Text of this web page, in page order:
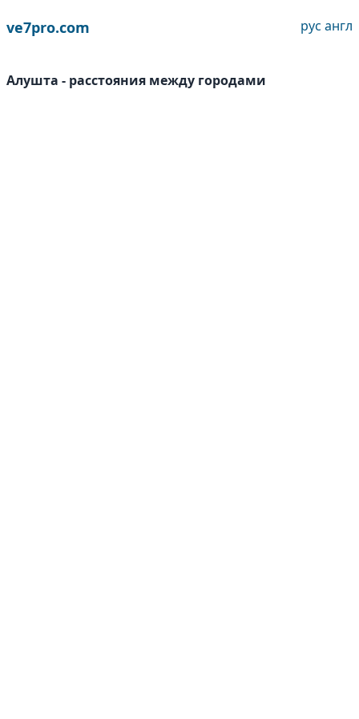
ve7pro.com рус англ
Алушта - расстояния между городами